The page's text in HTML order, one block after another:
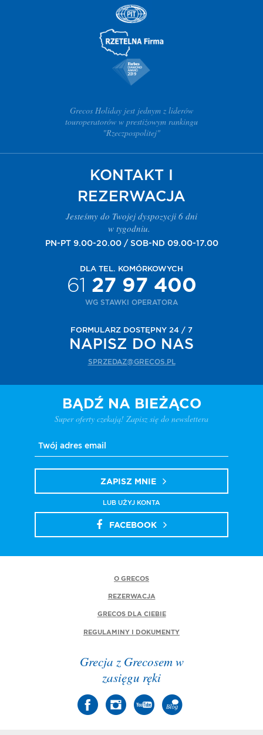
Grecos Holiday jest jednym z liderów
touroperatorów w prestiżowym rankingu
"Rzeczpospolitej"
KONTAKT I
REZERWACJA
Jesteśmy do Twojej dyspozycji 6 dni
w tygodniu.
PN-PT 9.00-20.00 / SOB-ND 09.00-17.00
DLA TEL. KOMÓRKOWYCH
61 27 97 400
WG STAWKI OPERATORA
FORMULARZ DOSTĘPNY 24 / 7
NAPISZ DO NAS
SPRZEDAZ@GRECOS.PL
BĄDŹ NA BIEŻĄCO
Super oferty czekają! Zapisz się do newslettera
ZAPISZ MNIE
LUB UŻYJ KONTA
FACEBOOK
O GRECOS
REZERWACJA
GRECOS DLA CIEBIE
REGULAMINY I DOKUMENTY
Grecja z Grecosem w
zasięgu ręki